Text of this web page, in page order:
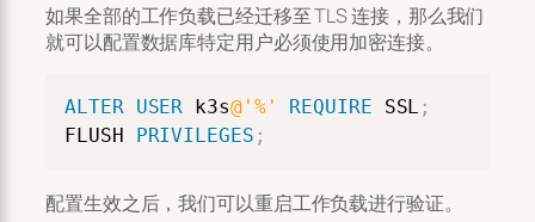
如果全部的工作负载已经迁移至 TLS 连接，那么我们
就可以配置数据库特定用户必须使用加密连接。
ALTER USER k3s@'%' REQUIRE SSL ;
FLUSH
PRIVILEGES ;
配置生效之后，我们可以重启工作负载进行验证。